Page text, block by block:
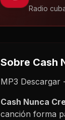
Radio
Sobre Cash
MP3 Descargar
Cash Nunca
canción forma